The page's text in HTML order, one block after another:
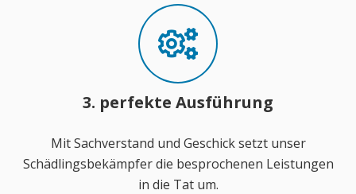
3. perfekte Ausführung
Mit Sachverstand und Geschick setzt unser
Schädlingsbekämpfer die besprochenen Leistungen
in die Tat um.